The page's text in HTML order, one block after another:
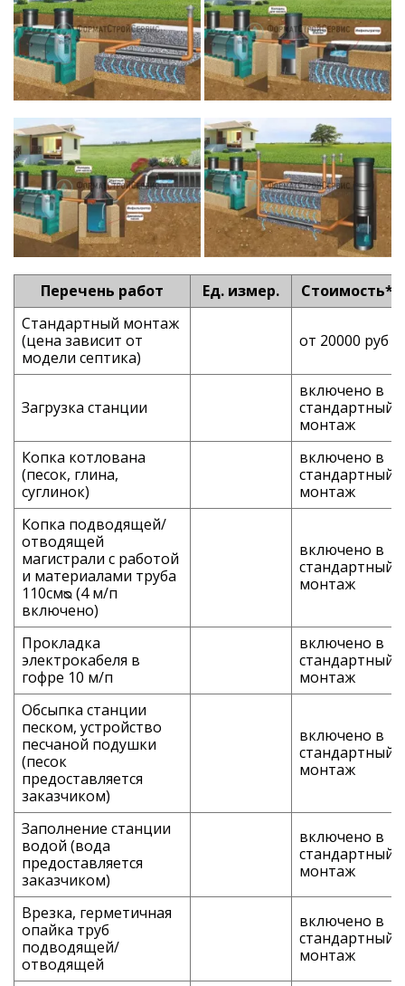
Перечень работ Ед. измер.
Стоимость*
Стандартный монтаж
(цена зависит от
модели септика)
от 20000 руб
Загрузка станции
включено в
стандартный
монтаж
Копка котлована
(песок, глина,
суглинок)
включено в
стандартный
монтаж
Копка подводящей/
отводящей
магистрали с работой
и материалами труба
110смᴓ (4 м/п
включено)
включено в
стандартный
монтаж
Прокладка
электрокабеля в
гофре 10 м/п
включено в
стандартный
монтаж
Обсыпка станции
песком, устройство
песчаной подушки
(песок
предоставляется
заказчиком)
включено в
стандартный
монтаж
Заполнение станции
водой (вода
предоставляется
заказчиком)
включено в
стандартный
монтаж
Врезка, герметичная
опайка труб
подводящей/
отводящей
включено в
стандартный
монтаж